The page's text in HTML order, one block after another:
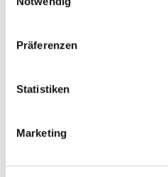
Präferenzen
Statistiken
Marketing